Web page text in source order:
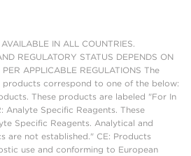
IN ALL COUNTRIES.
REGULATORY STATUS DEPENDS ON
APPLICABLE REGULATIONS The
correspond to one of the below:
These products are labeled "For In
Analyte Specific Reagents. These
Specific Reagents. Analytical and
are not established." CE: Products
use and conforming to European